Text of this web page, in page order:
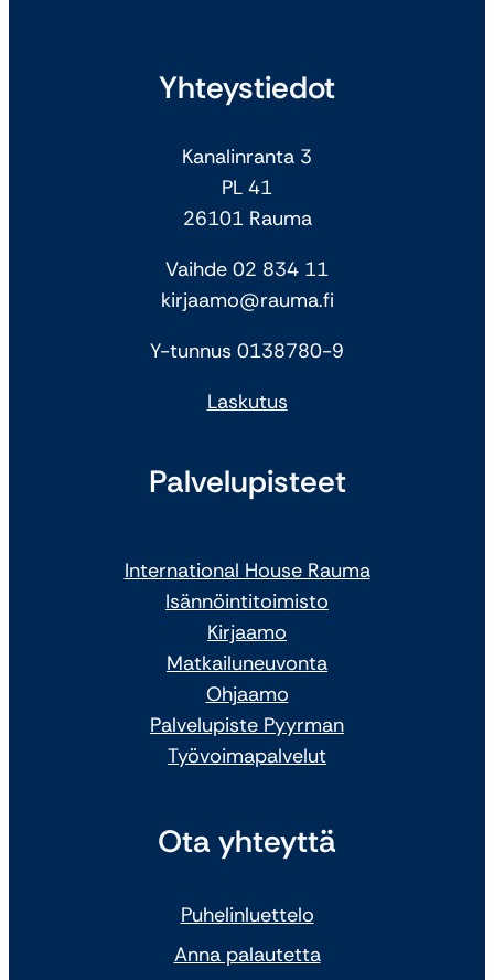
Yhteystiedot
Kanalinranta 3
PL 41
26101 Rauma
Vaihde 02 834 11
kirjaamo@rauma.fi
Y-tunnus 0138780-9
Laskutus
Palvelupisteet
International House Rauma
Isännöintitoimisto
Kirjaamo
Matkailuneuvonta
Ohjaamo
Palvelupiste Pyyrman
Työvoimapalvelut
Ota yhteyttä
Puhelinluettelo
Anna palautetta